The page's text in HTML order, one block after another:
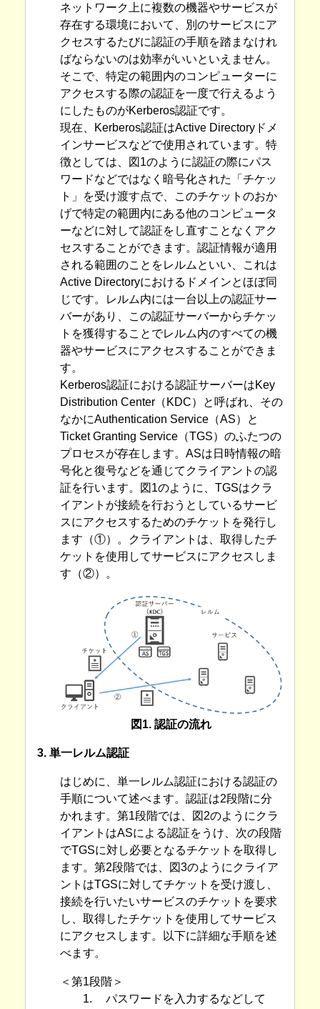
ネットワーク上に複数の機器やサービスが
存在する環境において、別のサービスにア
クセスするたびに認証の手順を踏まなけれ
ばならないのは効率がいいといえません。
そこで、特定の範囲内のコンピューターに
アクセスする際の認証を一度で行えるよう
にしたものがKerberos認証です。
現在、Kerberos認証はActive Directoryドメ
インサービスなどで使用されています。特
徴としては、図1のように認証の際にパス
ワードなどではなく暗号化された「チケッ
ト」を受け渡す点で、このチケットのおか
げで特定の範囲内にある他のコンピュータ
ーなどに対して認証をし直すことなくアク
セスすることができます。認証情報が適用
される範囲のことをレルムといい、これは
Active Directoryにおけるドメインとほぼ同
じです。レルム内には一台以上の認証サー
バーがあり、この認証サーバーからチケッ
トを獲得することでレルム内のすべての機
器やサービスにアクセスすることができま
す。
Kerberos認証における認証サーバーはKey
Distribution Center（KDC）と呼ばれ、その
なかにAuthentication Service（AS）と
Ticket Granting Service（TGS）のふたつの
プロセスが存在します。ASは日時情報の暗
号化と復号などを通じてクライアントの認
証を行います。図1のように、TGSはクラ
イアントが接続を行おうとしているサービ
スにアクセスするためのチケットを発行し
ます（①）。クライアントは、取得したチ
ケットを使用してサービスにアクセスしま
す（②）。
図1. 認証の流れ
3. 単一レルム認証
はじめに、単一レルム認証における認証の
手順について述べます。認証は2段階に分
かれます。第1段階では、図2のようにクラ
イアントはASによる認証をうけ、次の段階
でTGSに対し必要となるチケットを取得し
ます。第2段階では、図3のようにクライア
ントはTGSに対してチケットを受け渡し、
接続を行いたいサービスのチケットを要求
し、取得したチケットを使用してサービス
にアクセスします。以下に詳細な手順を述
べます。
＜第1段階＞
1.
パスワードを入力するなどして